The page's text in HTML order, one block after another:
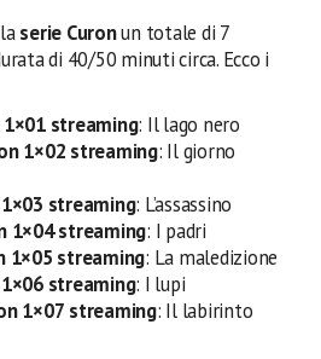
serie Curonun totale di 7
di 40/50 minuti circa. Ecco i
1×01 streaming: Il lago nero
1×02 streaming: Il giorno
streaming: L’assassino
1×04 streaming: I padri
1×05 streaming: La maledizione
streaming: I lupi
1×07 streaming: Il labirinto